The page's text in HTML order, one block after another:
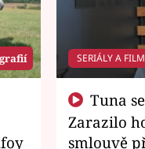
SERIÁLY A
Zarazilo
smlouvě